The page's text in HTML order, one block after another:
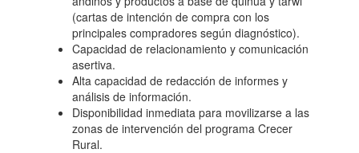
(cartas de intención de compra con los
principales compradores según diagnóstico).
Capacidad de relacionamiento y comunicación
asertiva.
Alta capacidad de redacción de informes y
análisis de información.
Disponibilidad inmediata para movilizarse a las
zonas de intervención del programa Crecer
Rural.